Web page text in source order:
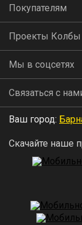
Покупателям
Проекты Колбы
Мы в соцсетях
Связаться с
Ваш город:
Скачайте наше